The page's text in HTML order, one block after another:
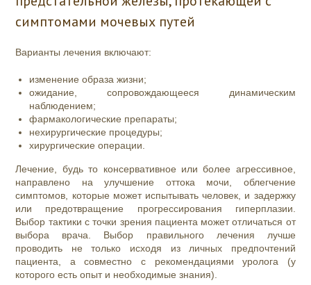
симптомами мочевых путей
Варианты лечения включают:
изменение образа жизни;
ожидание, сопровождающееся динамическим
наблюдением;
фармакологические препараты;
нехирургические процедуры;
хирургические операции.
Лечение, будь то консервативное или более агрессивное,
направлено на улучшение оттока мочи, облегчение
симптомов, которые может испытывать человек, и задержку
или предотвращение прогрессирования гиперплазии.
Выбор тактики с точки зрения пациента может отличаться от
выбора врача. Выбор правильного лечения лучше
проводить не только исходя из личных предпочтений
пациента, а совместно с рекомендациями уролога (у
которого есть опыт и необходимые знания).